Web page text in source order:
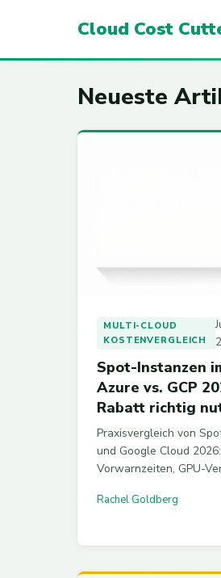
Cloud Cost
Neueste
MULTI-CLOUD
KOSTENVERGLEICH
Spot-Instanzen
Azure vs. GCP
Rabatt richtig
Praxisvergleich von
und Google Cloud
Vorwarnzeiten, GPU-
plus
Rachel Goldberg